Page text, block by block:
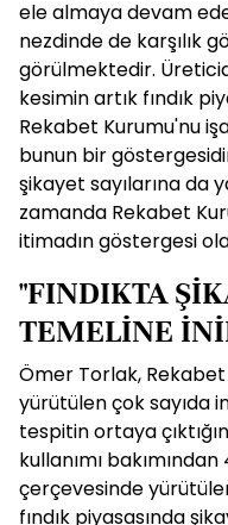
ele almaya devam
nezdinde de karşılık
görülmektedir.
kesimin artık fındık
Rekabet Kurumu'nu
bunun bir
şikayet sayılarına da
zamanda Rekabet
itimadın göstergesi
"FINDIKTA
TEMELİNE
Ömer Torlak,
yürütülen çok sayıda
tespitin ortaya
kullanımı
çerçevesinde
fındık piyasasında